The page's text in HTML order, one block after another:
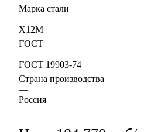
Марка стали
—
Х12М
ГОСТ
—
ГОСТ 19903-74
Страна производства
—
Россия